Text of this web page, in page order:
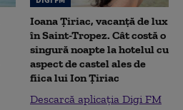
Ioana Țiriac, vacanță de lux
în Saint-Tropez. Cât costă o
singură noapte la hotelul cu
aspect de castel ales de
fiica lui Ion Țiriac
Descarcă aplicația Digi FM